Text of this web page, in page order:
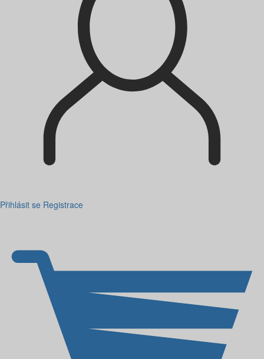
Přihlásit se Registrace